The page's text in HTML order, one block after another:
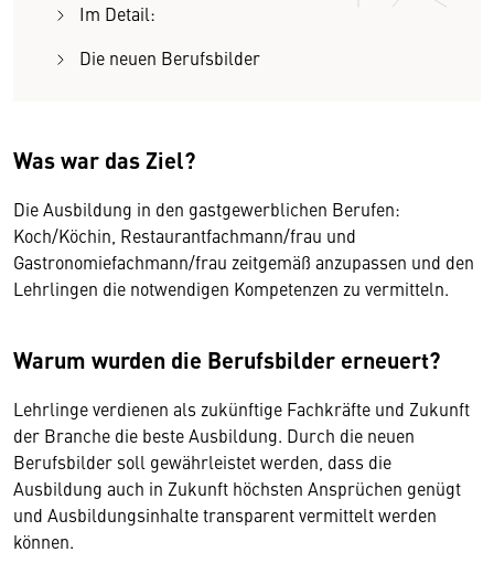
Im Detail:
Die neuen Berufsbilder
Was war das Ziel?
Die Ausbildung in den gastgewerblichen Berufen:
Koch/Köchin, Restaurantfachmann/frau und
Gastronomiefachmann/frau zeitgemäß anzupassen und den
Lehrlingen die notwendigen Kompetenzen zu vermitteln.
Warum wurden die Berufsbilder erneuert?
Lehrlinge verdienen als zukünftige Fachkräfte und Zukunft
der Branche die beste Ausbildung. Durch die neuen
Berufsbilder soll gewährleistet werden, dass die
Ausbildung auch in Zukunft höchsten Ansprüchen genügt
und Ausbildungsinhalte transparent vermittelt werden
können.